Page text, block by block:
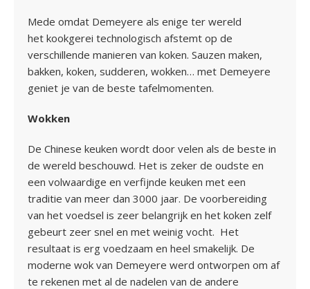
Mede omdat Demeyere als enige ter wereld
het kookgerei technologisch afstemt op de
verschillende manieren van koken. Sauzen maken,
bakken, koken, sudderen, wokken… met Demeyere
geniet je van de beste tafelmomenten.
Wokken
De Chinese keuken wordt door velen als de beste in
de wereld beschouwd. Het is zeker de oudste en
een volwaardige en verfijnde keuken met een
traditie van meer dan 3000 jaar. De voorbereiding
van het voedsel is zeer belangrijk en het koken zelf
gebeurt zeer snel en met weinig vocht. Het
resultaat is erg voedzaam en heel smakelijk. De
moderne wok van Demeyere werd ontworpen om af
te rekenen met al de nadelen van de andere